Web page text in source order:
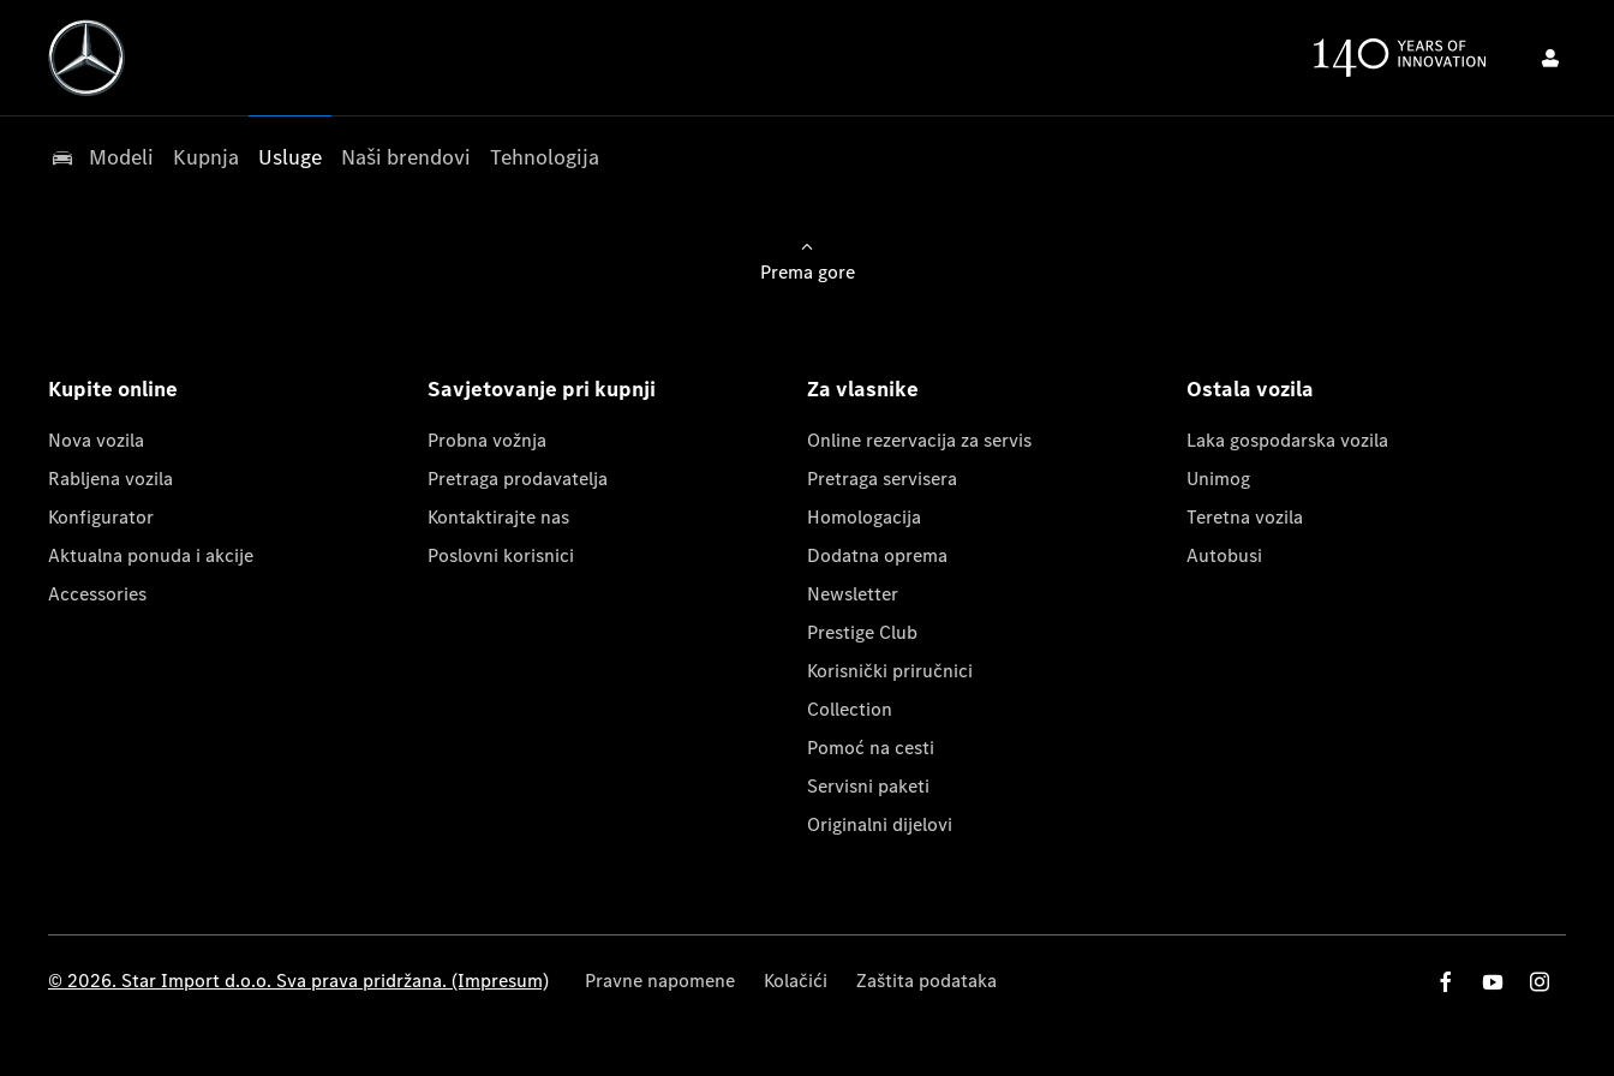
Modeli Kupnja Usluge Naši brendovi Tehnologija
Prema gore
Kupite online
Nova vozila
Rabljena vozila
Konfigurator
Aktualna ponuda i akcije
Accessories
Savjetovanje pri kupnji
Probna vožnja
Pretraga prodavatelja
Kontaktirajte nas
Poslovni korisnici
Za vlasnike
Online rezervacija za servis
Pretraga servisera
Homologacija
Dodatna oprema
Newsletter
Prestige Club
Korisnički priručnici
Collection
Pomoć na cesti
Servisni paketi
Originalni dijelovi
Ostala vozila
Laka gospodarska vozila
Unimog
Teretna vozila
Autobusi
© 2026. Star Import d.o.o. Sva prava pridržana. (Impresum) Pravne napomene Kolačići Zaštita podataka